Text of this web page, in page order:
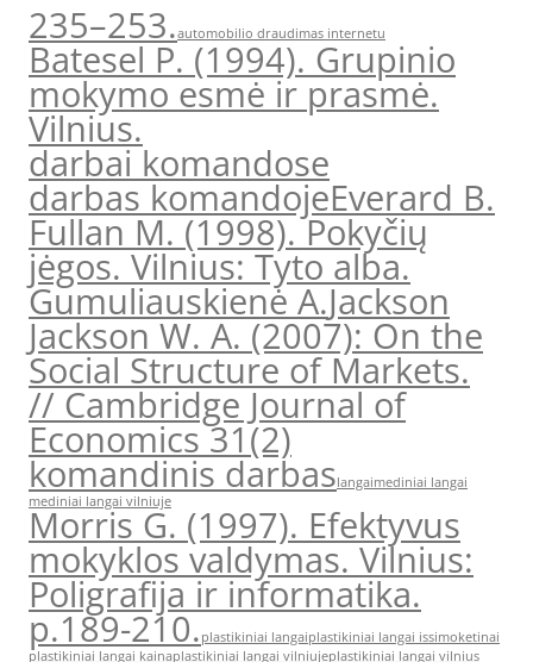
235–253.automobilio draudimas internetu
Batesel P. (1994). Grupinio
mokymo esmė ir prasmė.
Vilnius.
darbai komandose
darbas komandojeEverard B.
Fullan M. (1998). Pokyčių
jėgos. Vilnius: Tyto alba.
Gumuliauskienė A.Jackson
Jackson W. A. (2007): On the
Social Structure of Markets.
// Cambridge Journal of
Economics 31(2)
komandinis darbaslangaimediniai langai
mediniai langai vilniuje
Morris G. (1997). Efektyvus
mokyklos valdymas. Vilnius:
Poligrafija ir informatika.
p.189-210. plastikiniai langaiplastikiniai langai issimoketinai
plastikiniai langai kainaplastikiniai langai vilniujeplastikiniai langai vilnius